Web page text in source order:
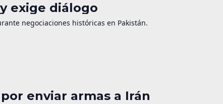
exige diálogo
negociaciones históricas en Pakistán.
enviar armas a Irán